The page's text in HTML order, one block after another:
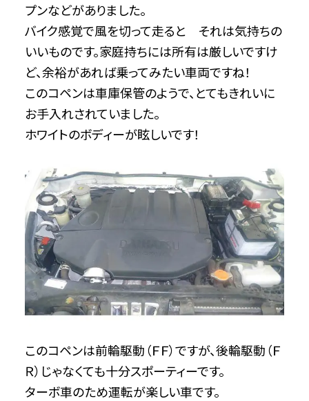
プンなどがありました。
バイク感覚で風を切って走ると それは気持ちの
いいものです。家庭持ちには所有は厳しいですけ
ど、余裕があれば乗ってみたい車両ですね！
このコペンは車庫保管のようで、とてもきれいに
お手入れされていました。
ホワイトのボディーが眩しいです！
このコペンは前輪駆動（ＦＦ）ですが、後輪駆動（Ｆ
Ｒ）じゃなくても十分スポーティーです。
ターボ車のため運転が楽しい車です。